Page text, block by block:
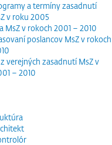
a termíny zasadnutí
v roku 2005
MsZ v rokoch 2001 – 2010
poslancov MsZ v rokoch
verejných zasadnutí MsZ v
– 2010